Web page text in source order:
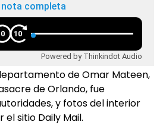
nota completa
10
Powered by Thinkindot Audio
de Omar Mateen,
de Orlando, fue
y fotos del interior
sitio Daily Mail.